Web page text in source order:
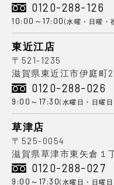
0120-288-126
10:00～17:00 (水曜・日曜・
東近江店
〒521-1235
滋賀県東近江市伊庭町
0120-288-026
9:00～17:30(水曜日・日曜
草津店
〒525-0054
滋賀県草津市東矢倉１
0120-288-027
9:00～17:30(水曜日・日曜